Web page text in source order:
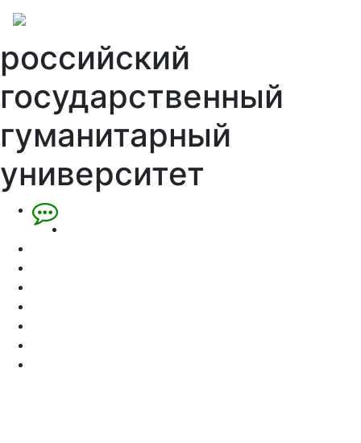
российский
государственный
гуманитарный
университет